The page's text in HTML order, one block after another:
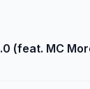
(feat. MC